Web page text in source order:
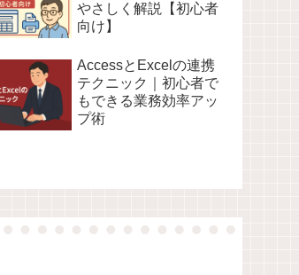
やさしく解説【初心者
向け】
AccessとExcelの連携
テクニック｜初心者で
もできる業務効率アッ
プ術